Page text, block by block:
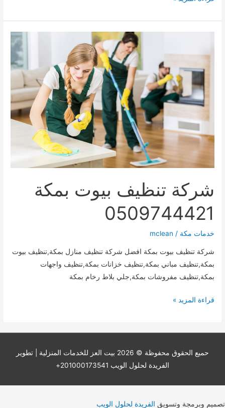
منازل
شركة تنظيف بيوت بمكة
0509744421
خدمات مكة /
mclean
شركة تنظيف بيوت بمكة افضل شركة تنظيف منازل بمكة,تنظيف بيوت
بمكة,تنظيف مباني بمكة,تنظيف خزانات بمكة,تنظيف واجهات
بمكة,تنظيف مفروشات بمكة,جلي بلاط رخام بمكة
شركة
0509744421
قراءة المزيد »
حميع الحقوق محفوظة © 2026 بيت العز للخدمات المنزلية | تطوير
الفريدة لحلول الويب 201000173541+
تصميم وبرمجة وتسويق الفريدة لحلول الويب